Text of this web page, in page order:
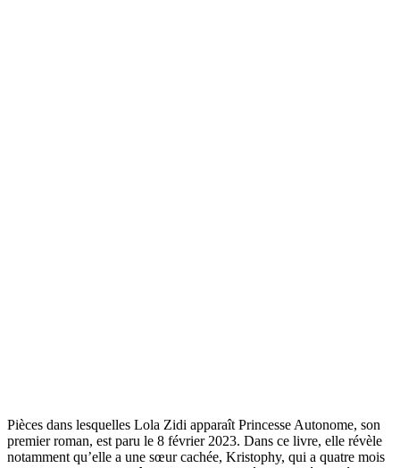
Pièces dans lesquelles Lola Zidi apparaît Princesse Autonome, son
premier roman, est paru le 8 février 2023. Dans ce livre, elle révèle
notamment qu’elle a une sœur cachée, Kristophy, qui a quatre mois